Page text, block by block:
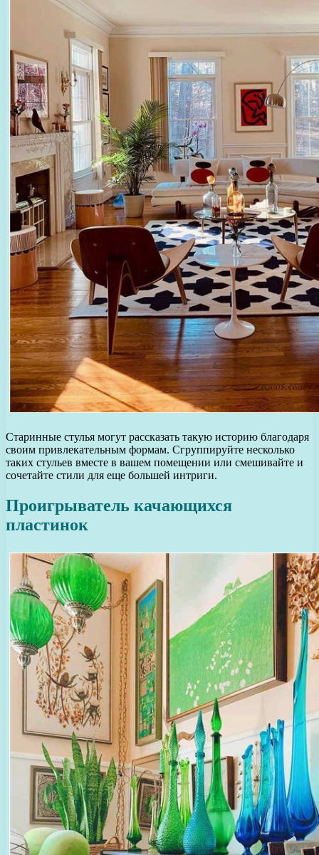
Старинные стулья могут рассказать такую историю благодаря
своим привлекательным формам. Сгруппируйте несколько
таких стульев вместе в вашем помещении или смешивайте и
сочетайте стили для еще большей интриги.
Проигрыватель качающихся
пластинок